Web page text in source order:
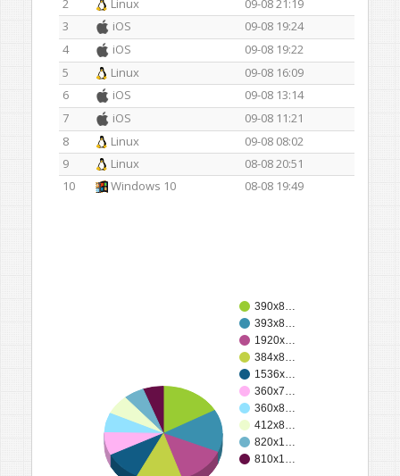
3
iOS
09-08 19:24
4
iOS
09-08 19:22
5
Linux
09-08 16:09
6
iOS
09-08 13:14
7
iOS
09-08 11:21
8
Linux
09-08 08:02
9
Linux
08-08 20:51
10
Windows 10 08-08 19:49
390x8…
393x8…
1920x…
384x8…
1536x…
360x7…
360x8…
412x8…
820x1…
810x1…